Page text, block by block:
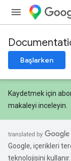
Başlarken
Kaydetmek için
makaleyi inceleyin.
Google, içerikleri
teknolojisini